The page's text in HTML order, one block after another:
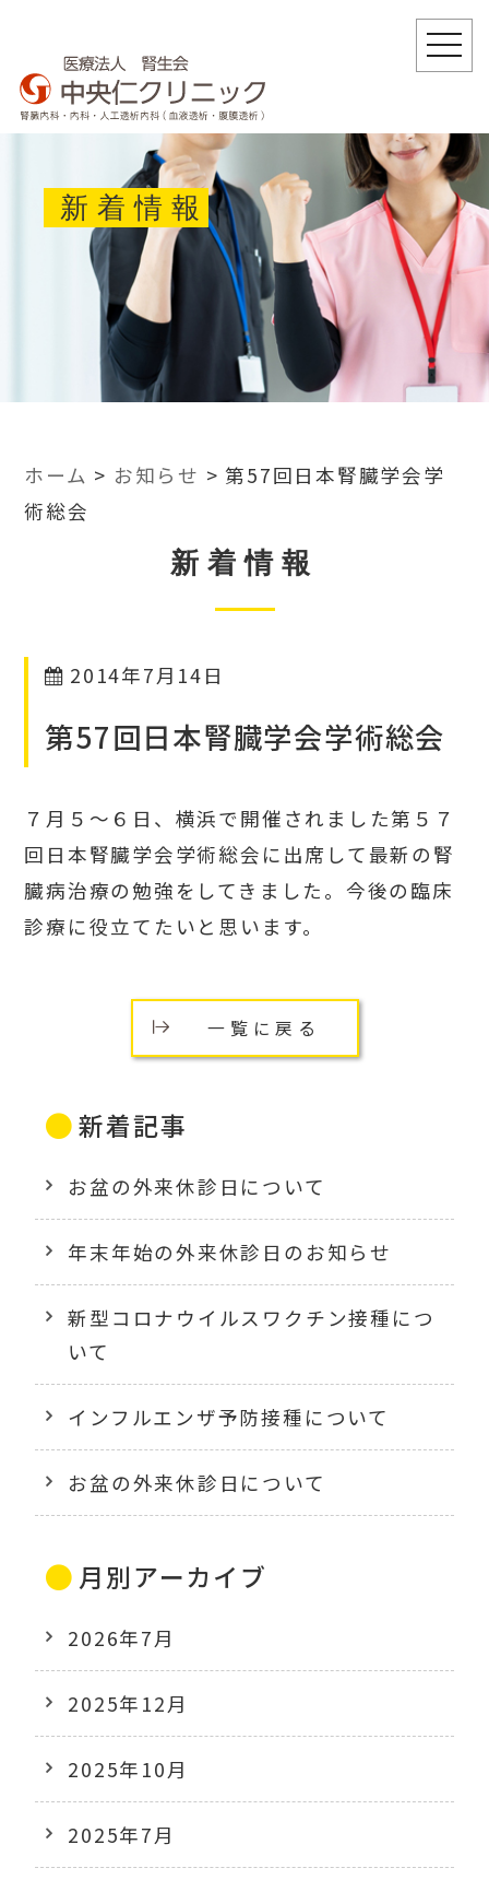
新着情報
ホーム > お知らせ >第57回日本腎臓学会学
術総会
新着情報
2014年7月14日
第57回日本腎臓学会学術総会
７月５～６日、横浜で開催されました第５７
回日本腎臓学会学術総会に出席して最新の腎
臓病治療の勉強をしてきました。今後の臨床
診療に役立てたいと思います。
一覧に戻る
新着記事
お盆の外来休診日について
年末年始の外来休診日のお知らせ
新型コロナウイルスワクチン接種につ
いて
インフルエンザ予防接種について
お盆の外来休診日について
月別アーカイブ
2026年7月
2025年12月
2025年10月
2025年7月